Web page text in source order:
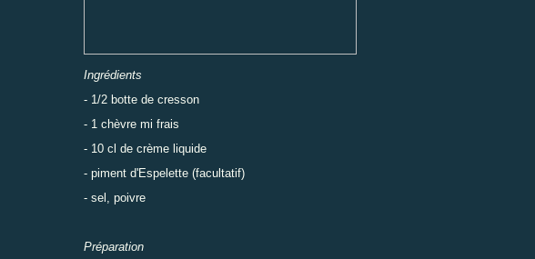
Ingrédients
- 1/2 botte de cresson
- 1 chèvre mi frais
- 10 cl de crème liquide
- piment d'Espelette (facultatif)
- sel, poivre
Préparation